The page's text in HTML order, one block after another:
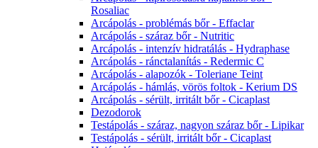
Rosaliac
Arcápolás - problémás bőr - Effaclar
Arcápolás - száraz bőr - Nutritic
Arcápolás - intenzív hidratálás - Hydraphase
Arcápolás - ránctalanítás - Redermic C
Arcápolás - alapozók - Toleriane Teint
Arcápolás - hámlás, vörös foltok - Kerium DS
Arcápolás - sérült, irritált bőr - Cicaplast
Dezodorok
Testápolás - száraz, nagyon száraz bőr - Lipikar
Testápolás - sérült, irritált bőr - Cicaplast